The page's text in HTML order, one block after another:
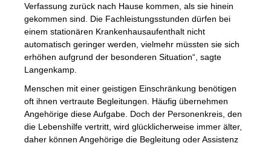
Verfassung zurück nach Hause kommen, als sie hinein
gekommen sind. Die Fachleistungsstunden dürfen bei
einem stationären Krankenhausaufenthalt nicht
automatisch geringer werden, vielmehr müssten sie sich
erhöhen aufgrund der besonderen Situation“, sagte
Langenkamp.
Menschen mit einer geistigen Einschränkung benötigen
oft ihnen vertraute Begleitungen. Häufig übernehmen
Angehörige diese Aufgabe. Doch der Personenkreis, den
die Lebenshilfe vertritt, wird glücklicherweise immer älter,
daher können Angehörige die Begleitung oder Assistenz